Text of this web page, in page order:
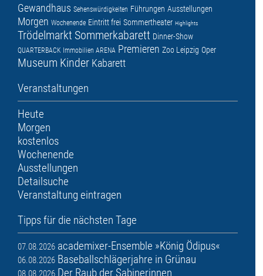
Gewandhaus Sehenswürdigkeiten Führungen Ausstellungen
Morgen Wochenende Eintritt frei Sommertheater Highlights
Trödelmarkt Sommerkabarett Dinner-Show
QUARTERBACK Immobilien ARENA Premieren Zoo Leipzig Oper
Museum Kinder Kabarett
Veranstaltungen
Heute
Morgen
kostenlos
Wochenende
Ausstellungen
Detailsuche
Veranstaltung eintragen
Tipps für die nächsten Tage
07.08.2026 academixer-Ensemble »König Ödipus«
06.08.2026 Baseballschlägerjahre in Grünau
08.08.2026 Der Raub der Sabinerinnen